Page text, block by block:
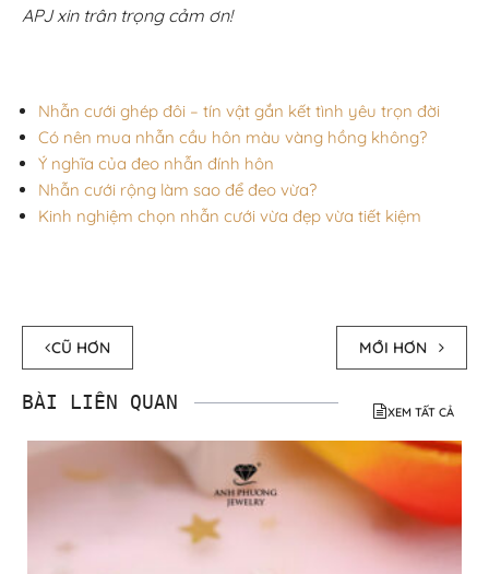
APJ xin trân trọng cảm ơn!
Nhẫn cưới ghép đôi – tín vật gắn kết tình yêu trọn đời
Có nên mua nhẫn cầu hôn màu vàng hồng không?
Ý nghĩa của đeo nhẫn đính hôn
Nhẫn cưới rộng làm sao để đeo vừa?
Kinh nghiệm chọn nhẫn cưới vừa đẹp vừa tiết kiệm
CŨ HƠN MỚI HƠN
XEM TẤT CẢ
BÀI LIÊN QUAN